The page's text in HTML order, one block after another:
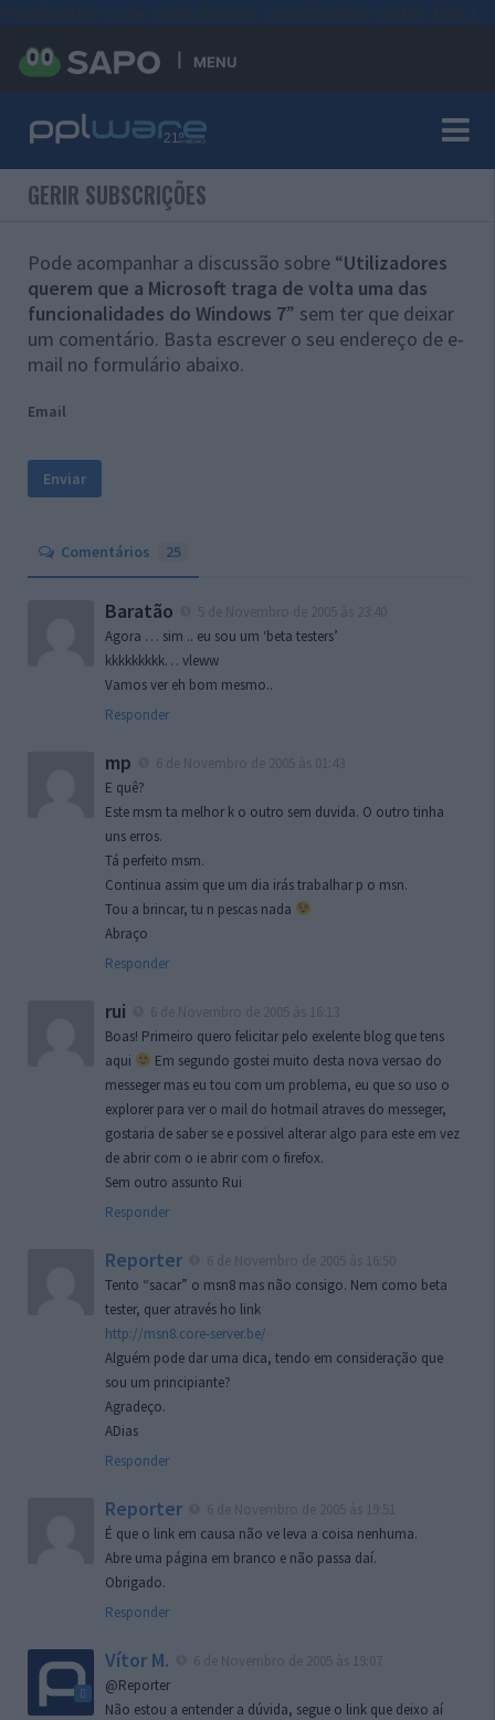
MENU
GERIR SUBSCRIÇÕES
Pode acompanhar a discussão sobre “Utilizadores
querem que a Microsoft traga de volta uma das
funcionalidades do Windows 7” sem ter que deixar
um comentário. Basta escrever o seu endereço de e-
mail no formulário abaixo.
Email
Comentários 25
Baratão
Agora … sim .. eu sou um ‘beta testers’
kkkkkkkkk… vleww
Vamos ver eh bom mesmo..
Responder
mp
E quê?
Este msm ta melhor k o outro sem duvida. O outro tinha
uns erros.
Tá perfeito msm.
Continua assim que um dia irás trabalhar p o msn.
Tou a brincar, tu n pescas nada
Abraço
Responder
rui
Boas! Primeiro quero felicitar pelo exelente blog que tens
aqui
Em segundo gostei muito desta nova versao do
messeger mas eu tou com um problema, eu que so uso o
explorer para ver o mail do hotmail atraves do messeger,
gostaria de saber se e possivel alterar algo para este em vez
de abrir com o ie abrir com o firefox.
Sem outro assunto Rui
Responder
Reporter
Tento “sacar” o msn8 mas não consigo. Nem como beta
tester, quer através ho link
http://msn8.core-server.be/
Alguém pode dar uma dica, tendo em consideração que
sou um principiante?
Agradeço.
ADias
Responder
Reporter
É que o link em causa não ve leva a coisa nenhuma.
Abre uma página em branco e não passa daí.
Obrigado.
Responder
Vítor M.
@Reporter
Não estou a entender a dúvida, segue o link que deixo aí